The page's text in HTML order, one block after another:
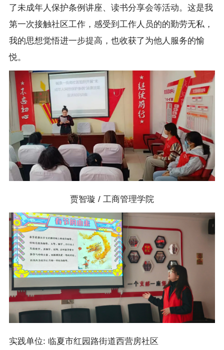
了未成年人保护条例讲座、读书分享会等活动。这是我
第一次接触社区工作，感受到工作人员的的勤劳无私，
我的思想觉悟进一步提高，也收获了为他人服务的愉
悦。
贾智璇 / 工商管理学院
实践单位: 临夏市红园路街道西营房社区